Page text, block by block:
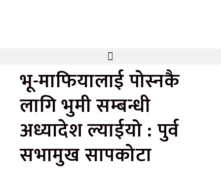
भू-माफियालाई पोस्नकै
लागि भुमी सम्बन्धी
अध्यादेश ल्याईयो : पुर्व
सभामुख सापकोटा